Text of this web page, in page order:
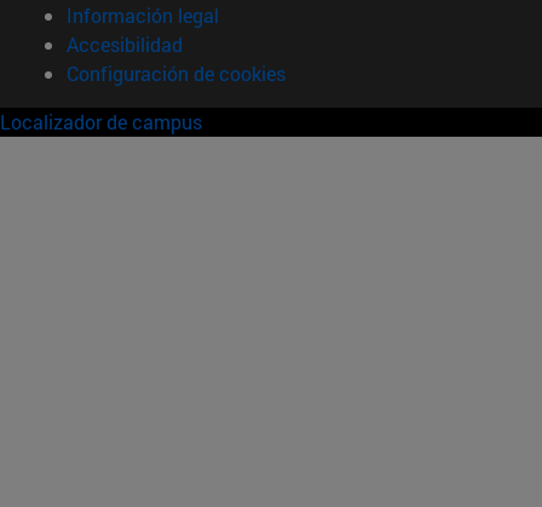
Información legal
Accesibilidad
Configuración de cookies
Localizador de campus